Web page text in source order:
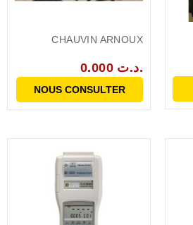
CHAUVIN ARNOUX
0.000 د.ت.
NOUS CONSULTER